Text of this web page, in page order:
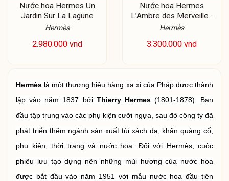
Nước hoa Hermes Un
Jardin Sur La Lagune
Hermès
2.980.000 vnd
Nước hoa Hermes
L’Ambre des Merveilles
Calligraphie
Hermès
3.300.000 vnd
Hermès là một thương hiệu hàng xa xỉ của Pháp được thành
lập vào năm 1837 bởi Thierry Hermes (1801-1878). Ban
đầu tập trung vào các phụ kiện cưỡi ngựa, sau đó công ty đã
phát triển thêm ngành sản xuất túi xách da, khăn quàng cổ,
phụ kiện, thời trang và nước hoa. Đối với Hermès, cuộc
phiêu lưu tạo dựng nên những mùi hương của nước hoa
được bắt đầu vào năm 1951 với mẫu nước hoa đầu tiên